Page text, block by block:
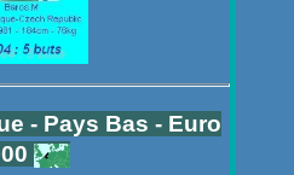
- Pays Bas - Euro